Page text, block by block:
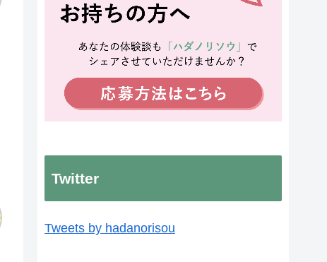
Twitter
Tweets by hadanorisou